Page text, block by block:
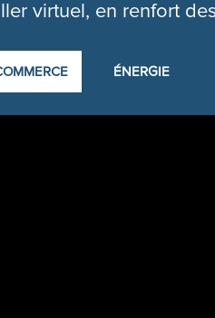
virtuel, en renfort
ÉNERGIE